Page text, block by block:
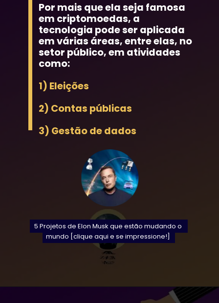
Por mais que ela seja famosa
em criptomoedas, a
tecnologia pode ser aplicada
em várias áreas, entre elas, no
setor público, em atividades
como:
1) Eleições
2) Contas públicas
3) Gestão de dados
5 Projetos de Elon Musk que estão mudando o
mundo [clique aqui e se impressione!]
5 Projetos de Elon Musk que estão mudando o
mundo [clique aqui e se impressione!]